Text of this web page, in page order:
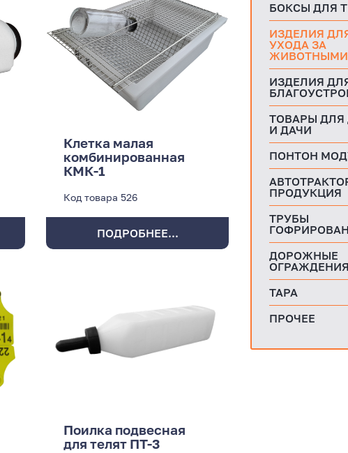
Клетка малая
комбинированная
КМК-1
Код товара 526
ПОДРОБНЕЕ...
Поилка подвесная
для телят ПТ-3
БОКСЫ ДЛЯ
ИЗДЕЛИЯ
УХОДА ЗА
ЖИВОТНЫМИ
ИЗДЕЛИЯ
ТОВАРЫ
И ДАЧИ
ПОНТОН
ПРОДУКЦИЯ
ТРУБЫ
ДОРОЖНЫЕ
ОГРАЖДЕНИЯ
ТАРА
ПРОЧЕЕ